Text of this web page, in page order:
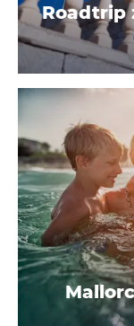
Roadtrip